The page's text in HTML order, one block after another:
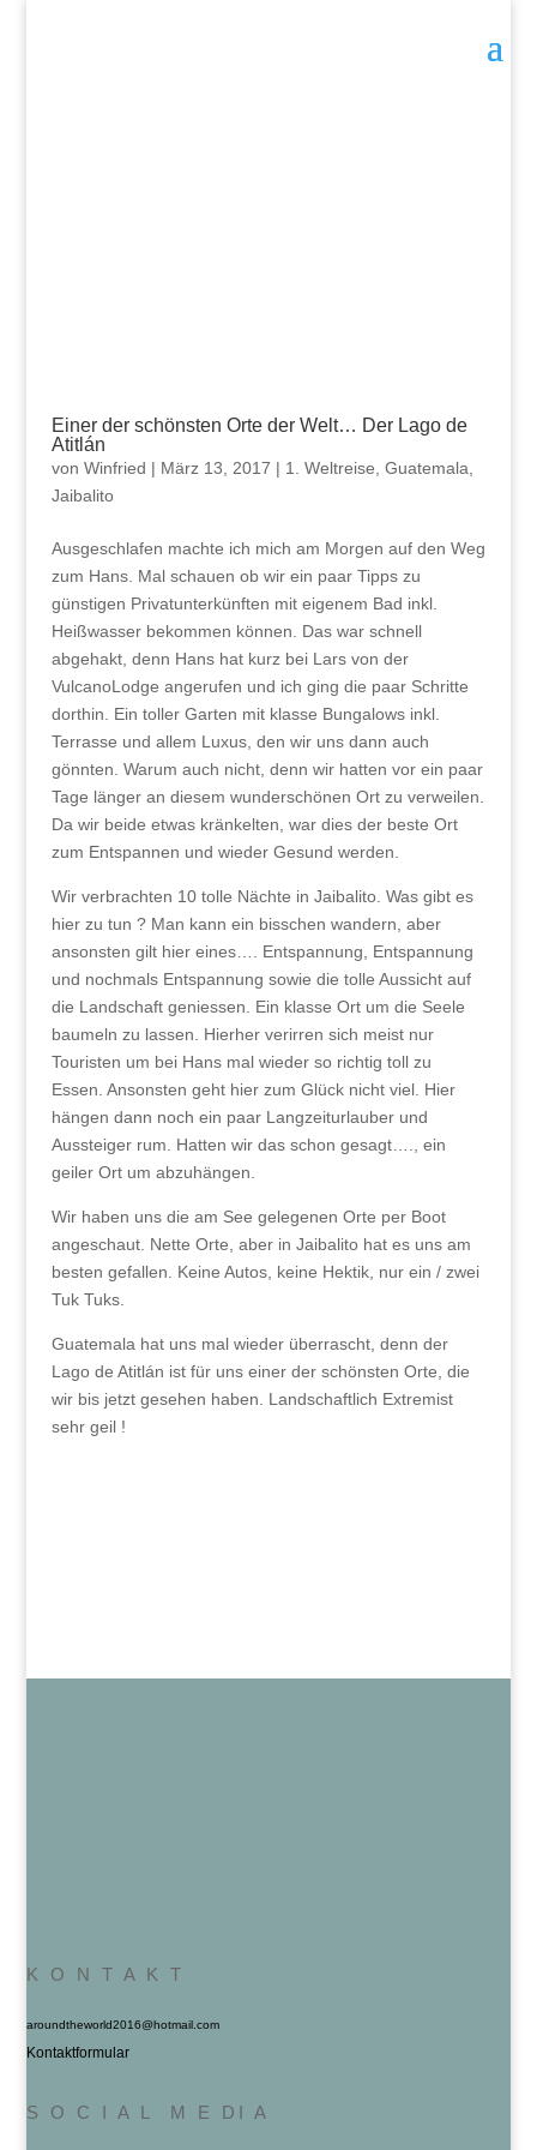
Einer der schönsten Orte der Welt… Der Lago de
Atitlán
von Winfried | März 13, 2017 | 1. Weltreise Guatemala
Jaibalito
Ausgeschlafen machte ich mich am Morgen auf den Weg
zum Hans. Mal schauen ob wir ein paar Tipps zu
günstigen Privatunterkünften mit eigenem Bad inkl.
Heißwasser bekommen können. Das war schnell
abgehakt, denn Hans hat kurz bei Lars von der
VulcanoLodge angerufen und ich ging die paar Schritte
dorthin. Ein toller Garten mit klasse Bungalows inkl.
Terrasse und allem Luxus, den wir uns dann auch
gönnten. Warum auch nicht, denn wir hatten vor ein paar
Tage länger an diesem wunderschönen Ort zu verweilen.
Da wir beide etwas kränkelten, war dies der beste Ort
zum Entspannen und wieder Gesund werden.
Wir verbrachten 10 tolle Nächte in Jaibalito. Was gibt es
hier zu tun ? Man kann ein bisschen wandern, aber
ansonsten gilt hier eines…. Entspannung, Entspannung
und nochmals Entspannung sowie die tolle Aussicht auf
die Landschaft geniessen. Ein klasse Ort um die Seele
baumeln zu lassen. Hierher verirren sich meist nur
Touristen um bei Hans mal wieder so richtig toll zu
Essen. Ansonsten geht hier zum Glück nicht viel. Hier
hängen dann noch ein paar Langzeiturlauber und
Aussteiger rum. Hatten wir das schon gesagt…., ein
geiler Ort um abzuhängen.
Wir haben uns die am See gelegenen Orte per Boot
angeschaut. Nette Orte, aber in Jaibalito hat es uns am
besten gefallen. Keine Autos, keine Hektik, nur ein / zwei
Tuk Tuks.
Guatemala hat uns mal wieder überrascht, denn der
Lago de Atitlán ist für uns einer der schönsten Orte, die
wir bis jetzt gesehen haben. Landschaftlich Extremist
sehr geil !
K O N T A K T
aroundtheworld2016@hotmail.com
Kontaktformular
S O C I A L M E DI A